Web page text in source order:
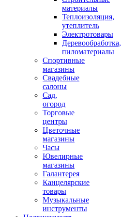
материалы
Теплоизоляция,
утеплитель
Электротовары
Деревообработка,
пиломатериалы
Спортивные
магазины
Свадебные
салоны
Сад,
огород
Торговые
центры
Цветочные
магазины
Часы
Ювелирные
магазины
Галантерея
Канцелярские
товары
Музыкальные
инструменты